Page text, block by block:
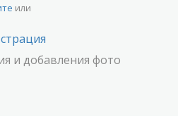
или
и добавления фото